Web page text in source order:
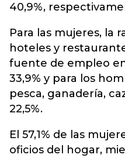
40,9%,
Para las mujeres, la
hoteles y
fuente de empleo
33,9% y para los
pesca, ganadería,
22,5%.
El 57,1% de las
oficios del hogar,